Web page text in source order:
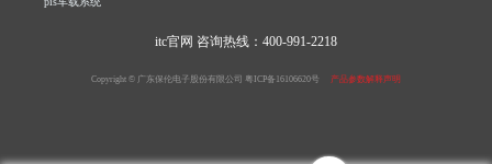
itc官网 咨询热线：400-991-2218
Copyright © 广东保伦电子股份有限公司 粤ICP备16106620号 产品参数解释声明